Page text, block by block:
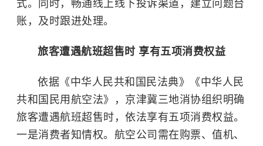
式。同时，畅通线上线下投诉渠道，建立问题台
账，及时跟进处理。
旅客遭遇航班超售时 享有五项消费权益
依据《中华人民共和国民法典》《中华人民
共和国民用航空法》，京津冀三地消协组织明确
旅客遭遇航班超售时，依法享有五项消费权益。
一是消费者知情权。航空公司需在购票、值机、